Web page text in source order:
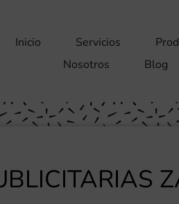
Inicio Servicios
Nosotros
Blog